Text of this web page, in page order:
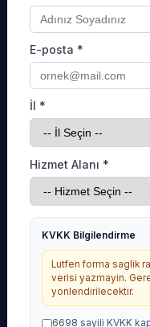
E-posta *
İl *
Hizmet Alanı *
KVKK Bilgilendirme
Lutfen forma saglik
verisi yazmayin.
yonlendirilecektir.
6698 sayili KVKK